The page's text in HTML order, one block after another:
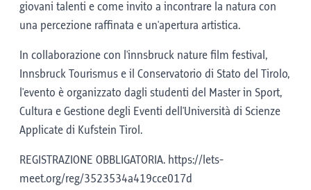
giovani talenti e come invito a incontrare la natura con
una percezione raffinata e un'apertura artistica.
In collaborazione con l'innsbruck nature film festival,
Innsbruck Tourismus e il Conservatorio di Stato del Tirolo,
l'evento è organizzato dagli studenti del Master in Sport,
Cultura e Gestione degli Eventi dell'Università di Scienze
Applicate di Kufstein Tirol.
REGISTRAZIONE OBBLIGATORIA. https://lets-
meet.org/reg/3523534a419cce017d